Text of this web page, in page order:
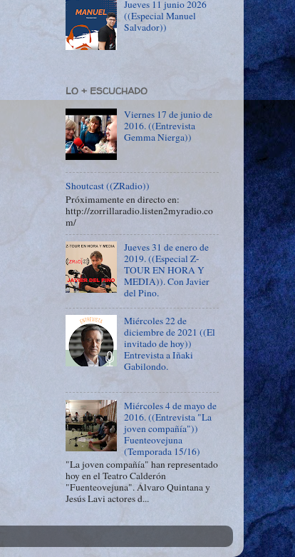
Jueves 11 junio 2026
((Especial Manuel
Salvador))
LO + ESCUCHADO
Viernes 17 de junio de
2016. ((Entrevista
Gemma Nierga))
Shoutcast ((ZRadio))
Próximamente en directo en:
http://zorrillaradio.listen2myradio.co
m/
Jueves 31 de enero de
2019. ((Especial Z-
TOUR EN HORA Y
MEDIA)). Con Javier
del Pino.
Miércoles 22 de
diciembre de 2021 ((El
invitado de hoy))
Entrevista a Iñaki
Gabilondo.
Miércoles 4 de mayo de
2016. ((Entrevista "La
joven compañía"))
Fuenteovejuna
(Temporada 15/16)
"La joven compañía" han representado
hoy en el Teatro Calderón
"Fuenteovejuna". Álvaro Quintana y
Jesús Lavi actores d...